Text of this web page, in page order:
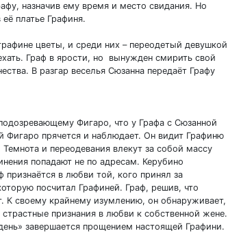
назначив ему время и место свидания. Но
платье Графиня.
цветы, и среди них – переодетый девушкой
Граф в ярости, но вынужден смирить свой
В разгар веселья Сюзанна передаёт Графу
Фигаро, что у Графа с Сюзанной
Фигаро прячется и наблюдает. Он видит Графиню
и переодевания влекут за собой массу
попадают не по адресам. Керубино
в любви той, кого принял за
посчитал Графиней. Граф, решив, что
К своему крайнему изумлению, он обнаруживает,
признания в любви к собственной жене.
завершается прощением настоящей Графини.